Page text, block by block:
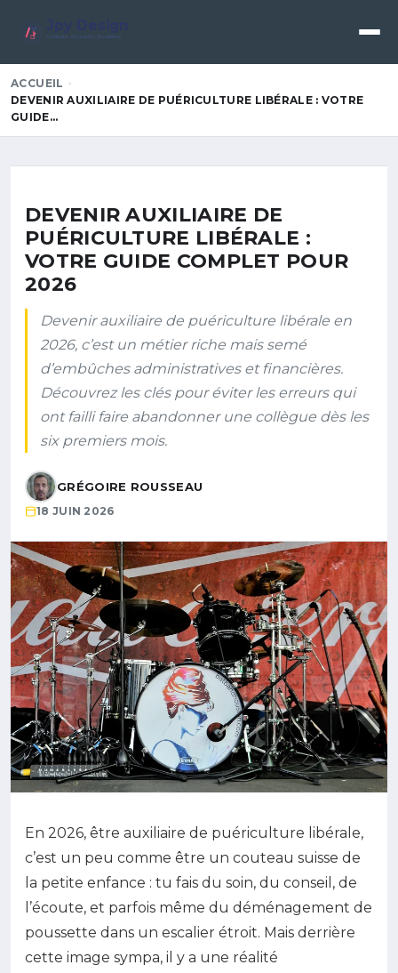
Créativité • Innovation • Excellence
ACCUEIL
DEVENIR AUXILIAIRE DE PUÉRICULTURE LIBÉRALE : VOTRE
GUIDE…
DEVENIR AUXILIAIRE DE
PUÉRICULTURE LIBÉRALE :
VOTRE GUIDE COMPLET POUR
2026
Devenir auxiliaire de puériculture libérale en
2026, c’est un métier riche mais semé
d’embûches administratives et financières.
Découvrez les clés pour éviter les erreurs qui
ont failli faire abandonner une collègue dès les
six premiers mois.
GRÉGOIRE ROUSSEAU
18 JUIN 2026
En 2026, être auxiliaire de puériculture libérale,
c’est un peu comme être un couteau suisse de
la petite enfance : tu fais du soin, du conseil, de
l’écoute, et parfois même du déménagement de
poussette dans un escalier étroit. Mais derrière
cette image sympa, il y a une réalité